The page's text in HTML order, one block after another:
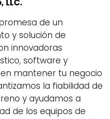
de un
y solución de
innovadoras
software y
mantener tu negocio
la fiabilidad de
y ayudamos a
de los equipos de